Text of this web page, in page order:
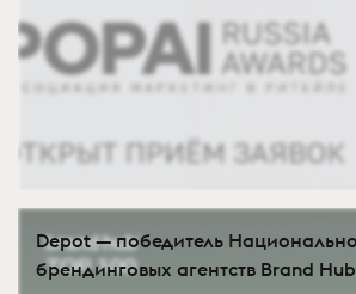
Depot — победитель
брендинговых агентств Brand